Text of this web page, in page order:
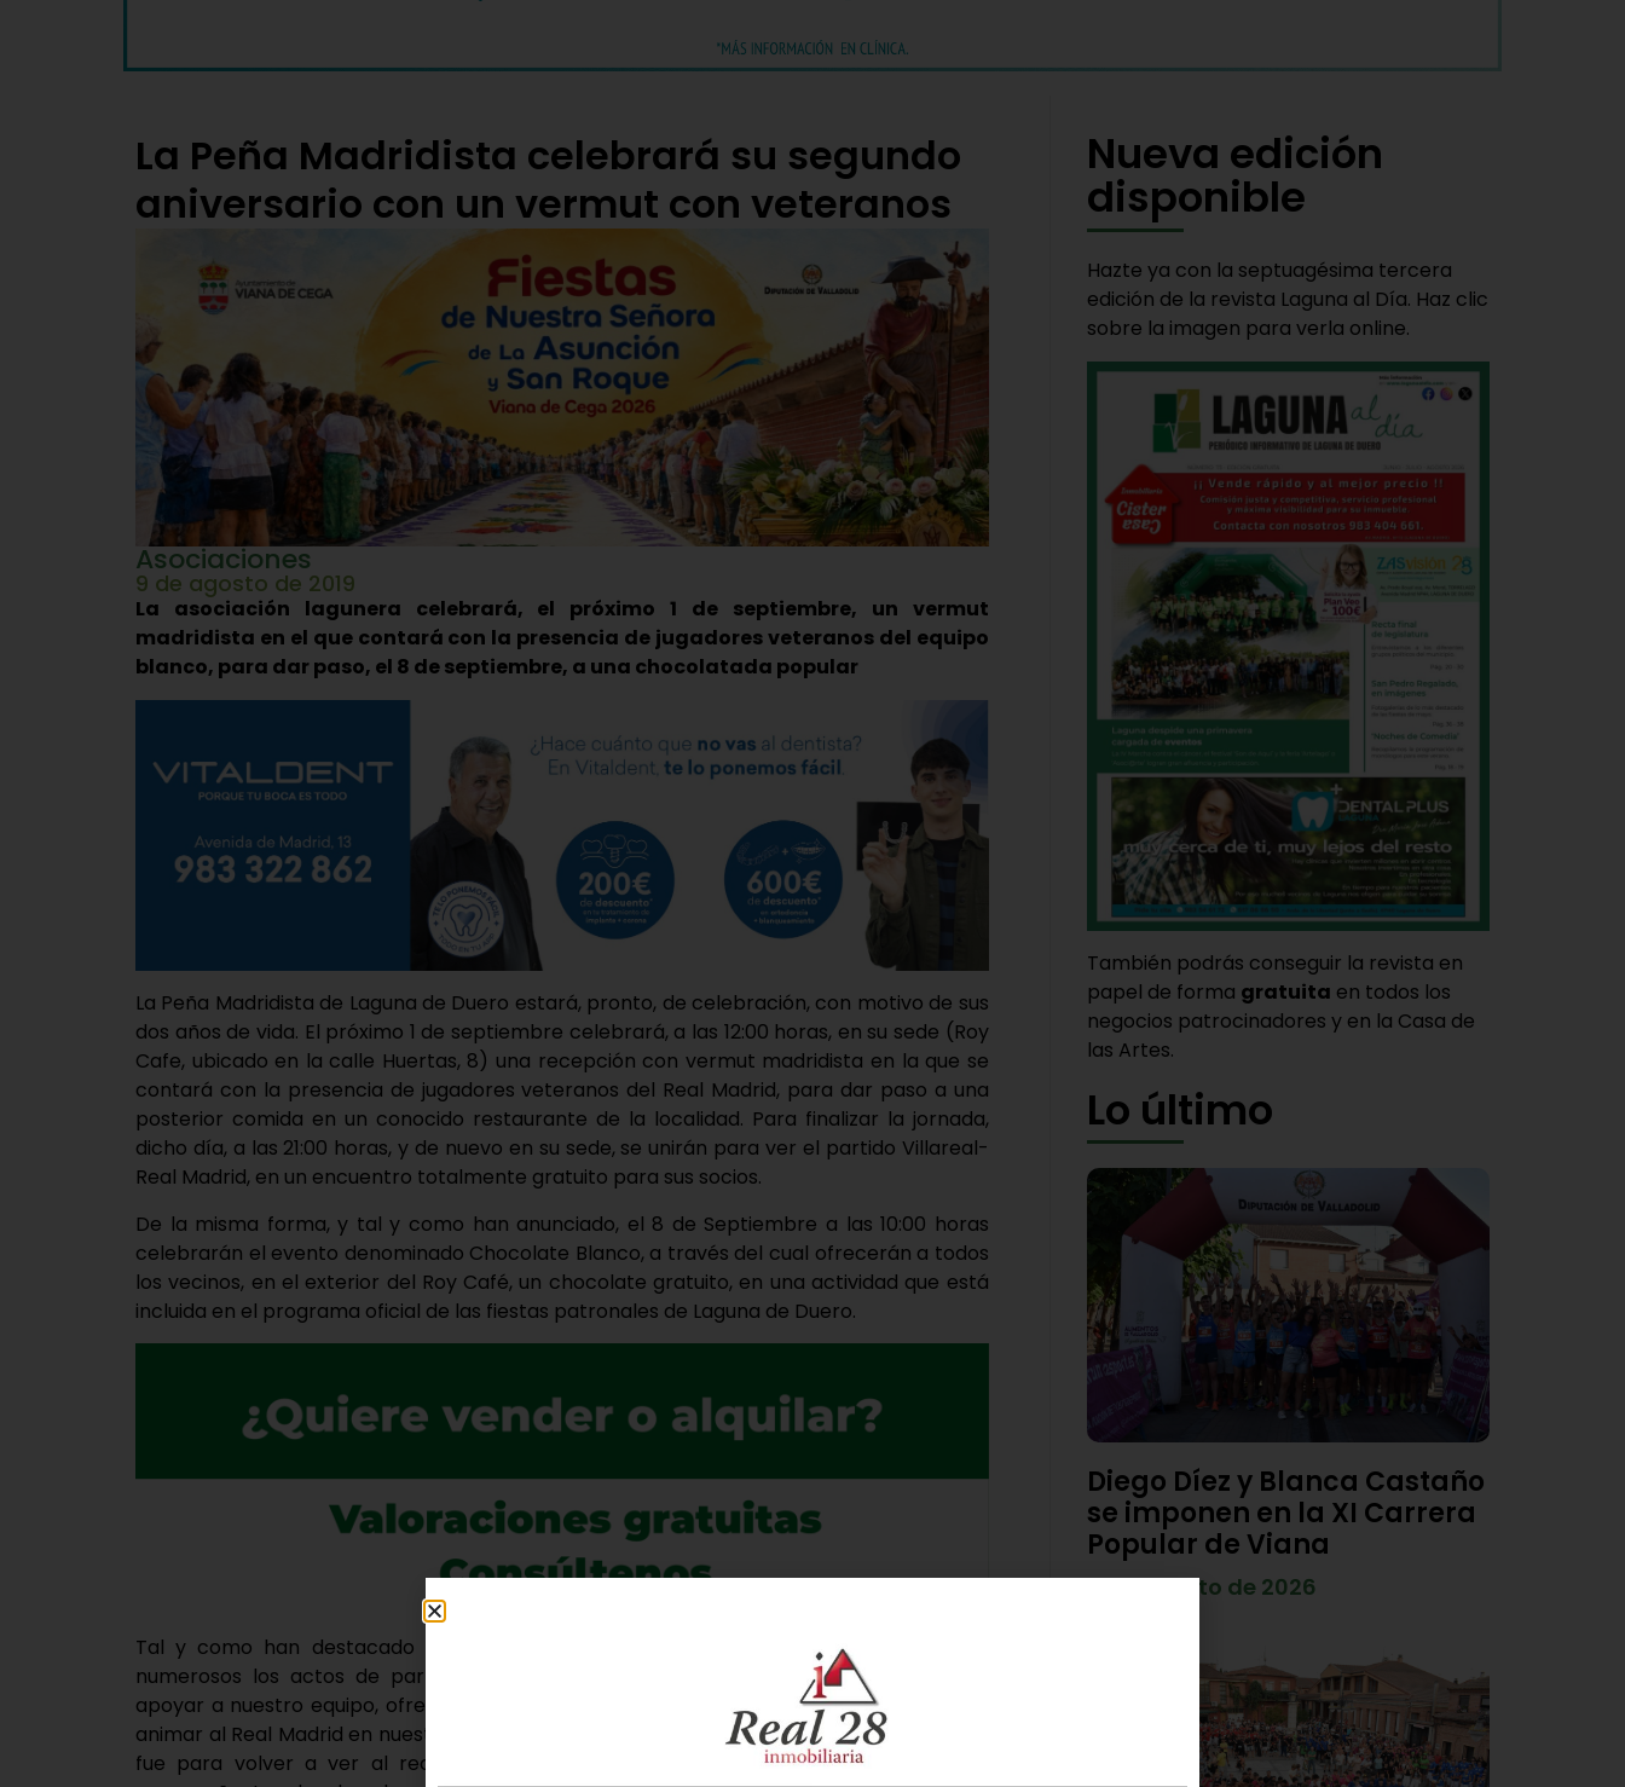
La Peña Madridista celebrará su segundo
aniversario con un vermut con veteranos
Asociaciones
9 de agosto de 2019
La asociación lagunera celebrará, el próximo 1 de septiembre, un vermut
madridista en el que contará con la presencia de jugadores veteranos del equipo
blanco, para dar paso, el 8 de septiembre, a una chocolatada popular
La Peña Madridista de Laguna de Duero estará, pronto, de celebración, con motivo de sus
dos años de vida. El próximo 1 de septiembre celebrará, a las 12:00 horas, en su sede (Roy
Cafe, ubicado en la calle Huertas, 8) una recepción con vermut madridista en la que se
contará con la presencia de jugadores veteranos del Real Madrid, para dar paso a una
posterior comida en un conocido restaurante de la localidad. Para finalizar la jornada,
dicho día, a las 21:00 horas, y de nuevo en su sede, se unirán para ver el partido Villareal-
Real Madrid, en un encuentro totalmente gratuito para sus socios.
De la misma forma, y tal y como han anunciado, el 8 de Septiembre a las 10:00 horas
celebrarán el evento denominado Chocolate Blanco, a través del cual ofrecerán a todos
los vecinos, en el exterior del Roy Café, un chocolate gratuito, en una actividad que está
incluida en el programa oficial de las fiestas patronales de Laguna de Duero.
Tal y como han destacado desde la asociación, «esta pasada temporada han sido
numerosos los actos de participación de la peña Madridista Laguna de Duero para
apoyar a nuestro equipo, ofreciendo numerosas salidas en copa, champions y liga para
animar al Real Madrid en nuestro mítico Santiago Bernabeu. Nuestra primera gran salida
fue para volver a ver al recién ascendido Pucela en el Bernabeu con 46 socios y
Nueva edición
disponible
Hazte ya con la septuagésima tercera
edición de la revista Laguna al Día. Haz clic
sobre la imagen para verla online.
También podrás conseguir la revista en
papel de forma gratuita en todos los
negocios patrocinadores y en la Casa de
las Artes.
Lo último
Diego Díez y Blanca Castaño
se imponen en la XI Carrera
Popular de Viana
4 de agosto de 2026